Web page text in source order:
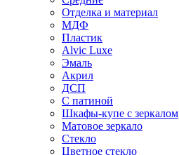
Отделка и материал
МДФ
Пластик
Alvic Luxe
Эмаль
Акрил
ДСП
С патиной
Шкафы-купе с зеркалом
Матовое зеркало
Стекло
Цветное стекло